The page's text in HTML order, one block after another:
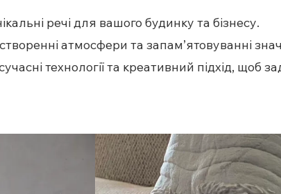
речі для вашого будинку та бізнесу.
атмосфери та запам’ятовуванні
технології та креативний підхід, щоб